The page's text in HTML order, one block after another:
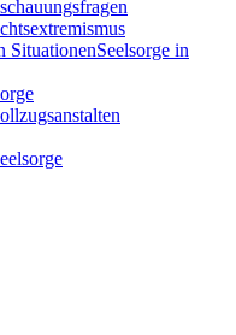
Seelsorge in